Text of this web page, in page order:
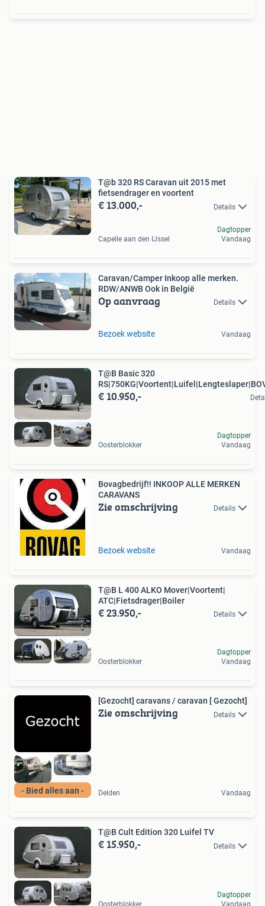
T@b 320 RS Caravan uit 2015 met
fietsendrager en voortent
€ 13.000,- Details
Capelle aan den IJssel
Dagtopper
Vandaag
Caravan/Camper Inkoop alle merken.
RDW/ANWB Ook in België
Op aanvraag Details
Bezoek website Vandaag
T@B Basic 320
€ 10.950,-
Oosterblokker
Dagtopper
Vandaag
Bovagbedrijf!! INKOOP ALLE MERKEN
CARAVANS
Zie omschrijving Details
Bezoek website Vandaag
T@B L 400 ALKO Mover|Voortent|
ATC|Fietsdrager|Boiler
€ 23.950,- Details
Oosterblokker
Dagtopper
Vandaag
- Bied alles aan -
[Gezocht] caravans / caravan [ Gezocht]
Zie omschrijving Details
Delden Vandaag
T@B Cult Edition 320 Luifel TV
€ 15.950,- Details
Oosterblokker
Dagtopper
Vandaag